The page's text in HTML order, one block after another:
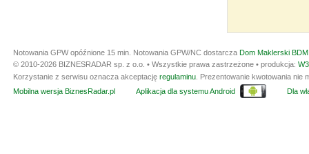
Notowania GPW opóźnione 15 min. Notowania GPW/NC dostarcza Dom Maklerski
© 2010-2026 BIZNESRADAR sp. z o.o. • Wszystkie prawa zastrzeżone • produkcja:
Korzystanie z serwisu oznacza akceptację regulaminu . Prezentowanie kwotowania
Mobilna wersja BiznesRadar.pl
Aplikacja dla systemu Android Dla